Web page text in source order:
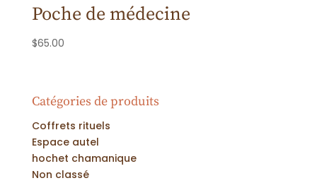
Poche de médecine
$65.00
Catégories de produits
Coffrets rituels
Espace autel
hochet chamanique
Non classé